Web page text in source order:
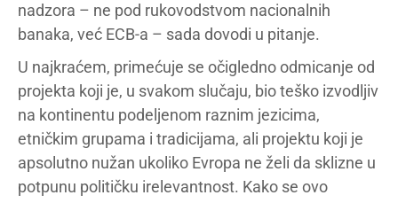
nadzora – ne pod rukovodstvom nacionalnih
banaka, već ECB-a – sada dovodi u pitanje.
U najkraćem, primećuje se očigledno odmicanje od
projekta koji je, u svakom slučaju, bio teško izvodljiv
na kontinentu podeljenom raznim jezicima,
etničkim grupama i tradicijama, ali projektu koji je
apsolutno nužan ukoliko Evropa ne želi da sklizne u
potpunu političku irelevantnost. Kako se ovo